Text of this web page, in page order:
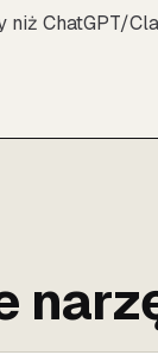
niż ChatGPT/